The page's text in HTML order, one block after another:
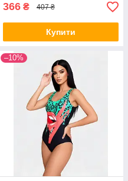
366 ₴ 407 ₴
Купити
–10%